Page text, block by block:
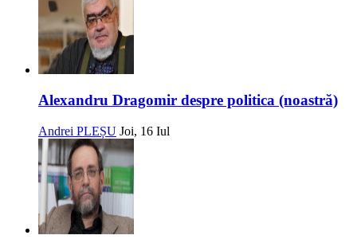
Alexandru Dragomir despre politica (noastră)
Andrei PLEȘU Joi, 16 Iul